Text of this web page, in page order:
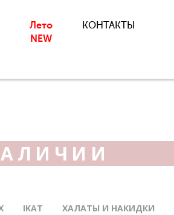
Лето
NEW
КОНТАКТЫ
IKAT ХАЛАТЫ И НАКИДКИ